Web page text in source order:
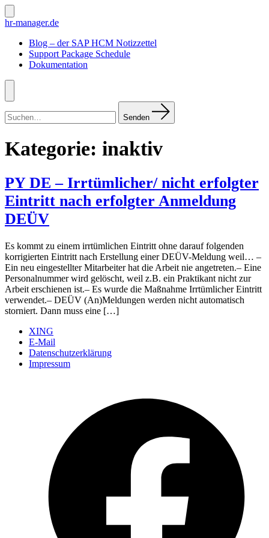
Zum
Inhalt
Suche
ein-/ausblenden
hr-manager.de
Blog – der SAP HCM Notizzettel
Support Package Schedule
Dokumentation
Menü
nach:
Senden
Kategorie: inaktiv
PY DE – Irrtümlicher/ nicht erfolgter
Eintritt nach erfolgter Anmeldung
DEÜV
Es kommt zu einem irrtümlichen Eintritt ohne darauf folgenden
korrigierten Eintritt nach Erstellung einer DEÜV-Meldung weil… –
Ein neu eingestellter Mitarbeiter hat die Arbeit nie angetreten.– Eine
Personalnummer wird gelöscht, weil z.B. ein Praktikant nicht zur
Arbeit erschienen ist.– Es wurde die Maßnahme Irrtümlicher Eintritt
verwendet.– DEÜV (An)Meldungen werden nicht automatisch
storniert. Dann muss eine […]
XING
E-Mail
Datenschutzerklärung
Impressum